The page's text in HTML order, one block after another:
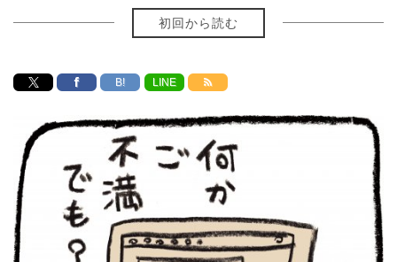
初回から読む
B! LINE